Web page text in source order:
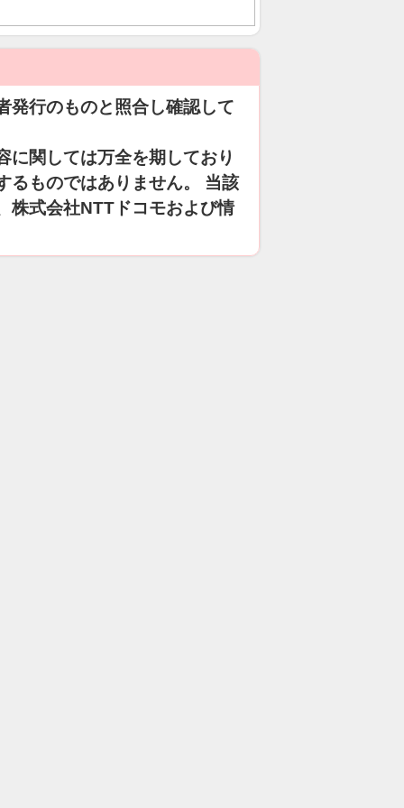
発行のものと照合し確認して
に関しては万全を期しており
るものではありません。 当該
株式会社NTTドコモおよび情